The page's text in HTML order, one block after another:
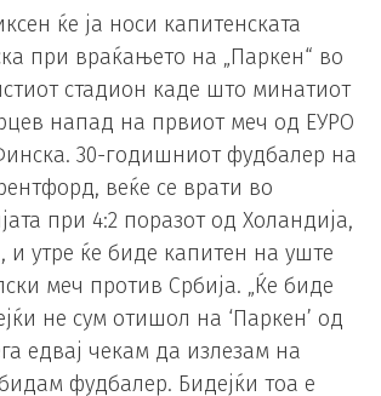
ќе ја носи капитенската
при враќањето на „Паркен“ во
стадион каде што минатиот
напад на првиот меч од ЕУРО
30-годишниот фудбалер на
веќе се врати во
при 4:2 поразот од Холандија,
и утре ќе биде капитен на уште
меч против Србија. „Ќе биде
не сум отишол на ‘Паркен’ од
едвај чекам да излезам на
фудбалер. Бидејќи тоа е